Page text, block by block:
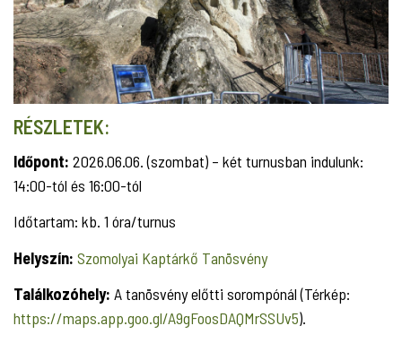
RÉSZLETEK:
Időpont: 2026.06.06. (szombat) – két turnusban indulunk:
14:00-tól és 16:00-tól
Időtartam: kb. 1 óra/turnus
Helyszín: Szomolyai Kaptárkő Tanösvény
Találkozóhely: A tanösvény előtti sorompónál (Térkép:
https://maps.app.goo.gl/A9gFoosDAQMrSSUv5).